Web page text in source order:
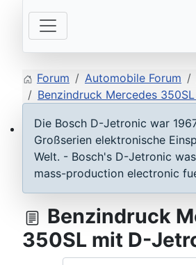
ECU D-Jetronic & KE-Jetronic:
Forum Automobile Forum
Benzindruck Mercedes
Die Bosch D-Jetronic war
Großserien elektronische
Welt. - Bosch's D-Jetronic
mass-production electronic
Benzindruck
350SL mit D-